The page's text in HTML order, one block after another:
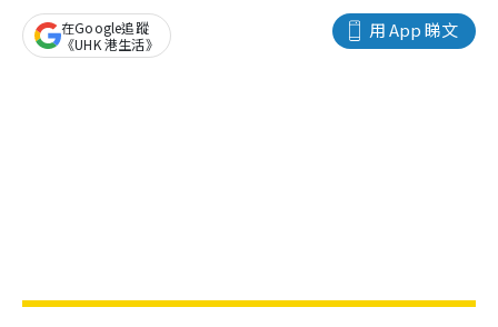
用 App 睇文
在Google追蹤
《UHK 港生活》